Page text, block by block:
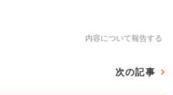
内容について報告する
次の記事